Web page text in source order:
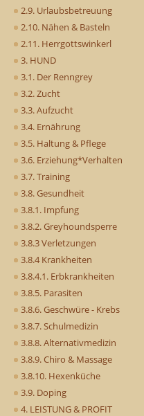
2.9. Urlaubsbetreuung
2.10. Nähen & Basteln
2.11. Herrgottswinkerl
3. HUND
3.1. Der Renngrey
3.2. Zucht
3.3. Aufzucht
3.4. Ernährung
3.5. Haltung & Pflege
3.6. Erziehung*Verhalten
3.7. Training
3.8. Gesundheit
3.8.1. Impfung
3.8.2. Greyhoundsperre
3.8.3 Verletzungen
3.8.4 Krankheiten
3.8.4.1. Erbkrankheiten
3.8.5. Parasiten
3.8.6. Geschwüre - Krebs
3.8.7. Schulmedizin
3.8.8. Alternativmedizin
3.8.9. Chiro & Massage
3.8.10. Hexenküche
3.9. Doping
4. LEISTUNG & PROFIT